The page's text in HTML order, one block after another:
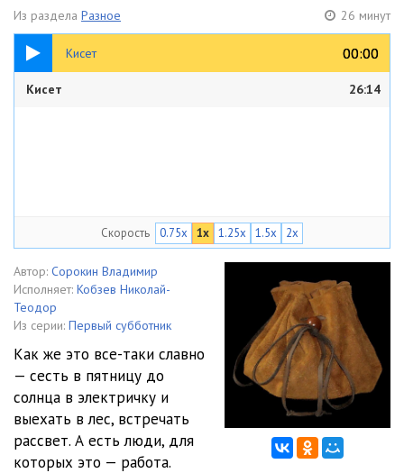
Из раздела Разное 26 минут
Кисет 00:00
00:00
26:14
Кисет 26:14
Скорость 0.75x 1x 1.25x 1.5x 2x
Автор: Сорокин Владимир
Исполняет: Кобзев Николай-
Теодор
Из серии: Первый субботник
Как же это все-таки славно
— сесть в пятницу до
солнца в электричку и
выехать в лес, встречать
рассвет. А есть люди, для
которых это — работа.